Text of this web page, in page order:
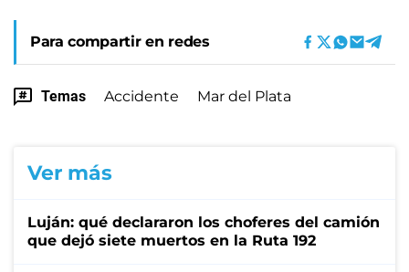
Para compartir en redes
Temas Accidente Mar del Plata
Ver más
Luján: qué declararon los choferes del camión
que dejó siete muertos en la Ruta 192